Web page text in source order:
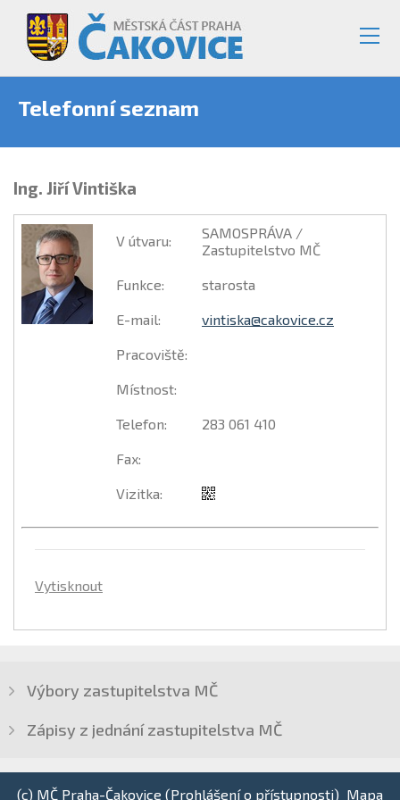
Telefonní seznam
Ing. Jiří Vintiška
V útvaru:
SAMOSPRÁVA /
Zastupitelstvo MČ
Funkce: starosta
E-mail: vintiska@cakovice.cz
Pracoviště:
Místnost:
Telefon: 283 061 410
Fax:
Vizitka:
Vytisknout
Výbory zastupitelstva MČ
Zápisy z jednání zastupitelstva MČ
(c) MČ Praha-Čakovice (Prohlášení o přístupnosti) Mapa